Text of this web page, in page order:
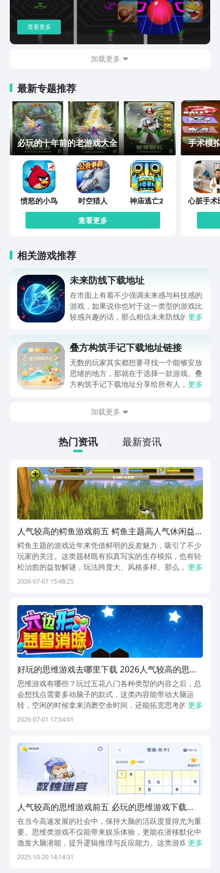
查看更多
加载更多
最新专题推荐
必玩的十年前的老游戏大全
愤怒的小鸟 时空猎人
神庙逃亡2
查看更多
手术模
心脏手术
模拟
相关游戏推荐
未来防线下载地址
在市面上有着不少强调未来感与科技感的
游戏，如果说你也对于这一类型的游戏比
较感兴趣的话，那么相信未来防线的名字
关链接，在最近这款游戏的热度非常之
高，无论是先进前卫的背景设定，还是紧
张有趣的战斗玩法，都吸引着不少同学的
关注，你是否也想要提前进行预约，方便
更多
叠方构筑手记下载地址链接
无数的玩家其实都想要寻找一个能够安放
思绪的地方，那就在于选择一款游戏。叠
方构筑手记下载地址分享给所有人，这一
情。如果大家想要下载这款游戏，其实方
下游戏的主要乐趣吧。
更多
加载更多
热门资讯 最新资讯
人气较高的鳄鱼游戏前五 鳄鱼主题高人气休闲益
智游戏分享2026
鳄鱼主题的游戏近年来凭借鲜明的反差魅力，吸引了不少
玩家的关注。这类题材既有拟真写实的生存模拟，也有轻
松治愈的益智解谜，玩法跨度大、风格多样。那么，哪些
作品真正值得尝试？本文精选五款各具特色的鳄鱼及动物
称
更多
2026-07-07 15:48:25
好玩的思维游戏去哪里下载 2026人气较高的思维
游戏介绍
思维游戏有哪些？玩过五花八门各种类型的内容之后，总
会想找点需要多动脑子的款式，这类内容能带动大脑运
转，空闲的时候拿来消磨空余时间，还能拓宽思考的范
围。另外九游是手游福利第1名的游戏app，它背靠阿里
益...
更多
2026-07-01 17:54:01
人气较高的思维游戏前五 必玩的思维游戏下载
2025 人气较高的思维游戏前五分享 2025年必玩
的思维游戏下载清单
在当今高速发展的社会中，保持大脑的活跃度显得尤为重
要。思维类游戏不仅能带来娱乐体验，更能在潜移默化中
激发大脑潜能，提升逻辑推理与反应能力。这类游戏特别
适合现代人用来锻炼专注力与思考敏捷性，帮助我们在日
更多
2025-10-20 14:14:31